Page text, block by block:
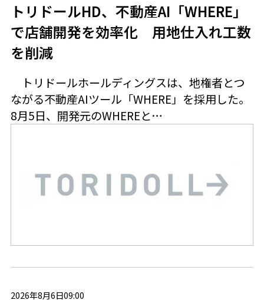
トリドールHD、不動産AI「WHERE」
で店舗開発を効率化 用地仕入れ工数
を削減
トリドールホールディングスは、地権者とつ
ながる不動産AIツール「WHERE」を採用した。
8月5日、開発元のWHEREと…
2026年8月6日09:00